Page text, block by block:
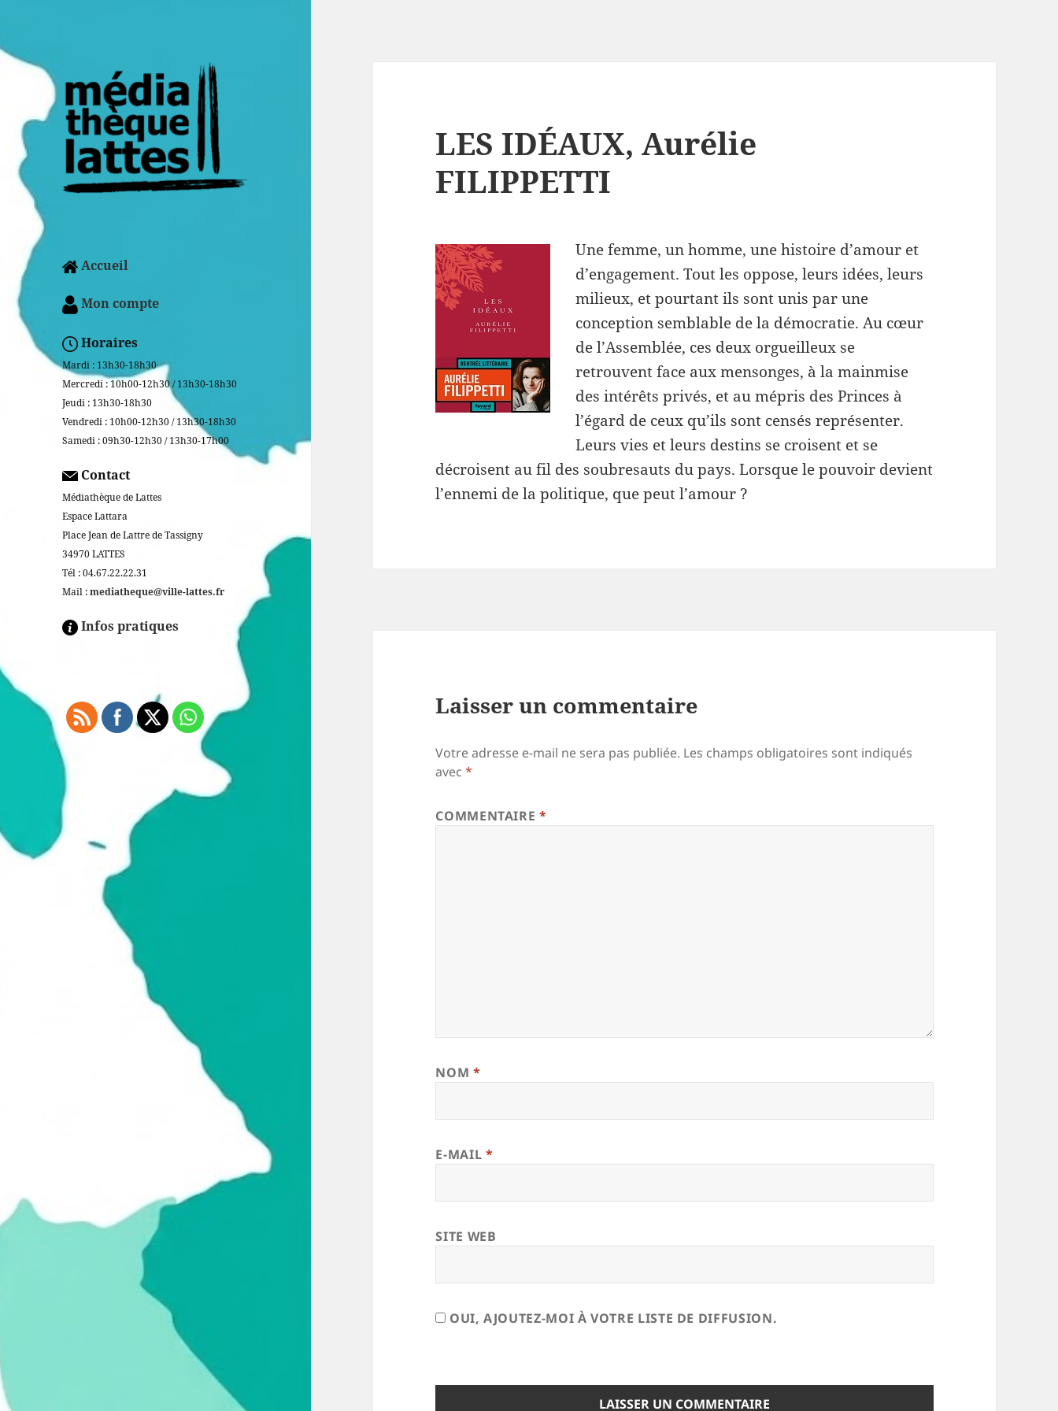
Accueil
Mon compte
Horaires
Mardi : 13h30-18h30
Mercredi : 10h00-12h30 / 13h30-18h30
Jeudi : 13h30-18h30
Vendredi : 10h00-12h30 / 13h30-18h30
Samedi : 09h30-12h30 / 13h30-17h00
Contact
Médiathèque de Lattes
Espace Lattara
Place Jean de Lattre de Tassigny
34970 LATTES
Tél : 04.67.22.22.31
Mail :mediatheque@ville-lattes.fr
Infos pratiques
Facebook is disabled.
LES IDÉAUX, Aurélie
FILIPPETTI
Une femme, un homme, une histoire d’amour et
d’engagement. Tout les oppose, leurs idées, leurs
milieux, et pourtant ils sont unis par une
conception semblable de la démocratie. Au cœur
de l’Assemblée, ces deux orgueilleux se
retrouvent face aux mensonges, à la mainmise
des intérêts privés, et au mépris des Princes à
l’égard de ceux qu’ils sont censés représenter.
Leurs vies et leurs destins se croisent et se
décroisent au fil des soubresauts du pays. Lorsque le pouvoir devient
l’ennemi de la politique, que peut l’amour ?
Laisser un commentaire
Votre adresse e-mail ne sera pas publiée. Les champs obligatoires sont indiqués
avec*
COMMENTAIRE*
NOM *
E-MAIL *
SITE WEB
OUI, AJOUTEZ-MOI À VOTRE LISTE DE DIFFUSION.